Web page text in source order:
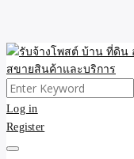
Skip
to
content
รับจ้างโ
อสังหา
ขายดี โพสประกาศขายสิ
ของ รับรองผล ดีที่สุดถูกที่สุ
Search
for:
Log in
Register